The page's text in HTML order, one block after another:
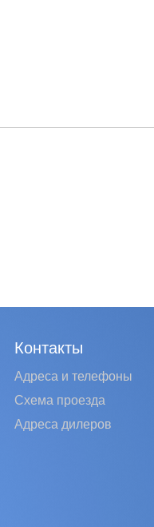
Контакты
Адреса и телефоны
Схема проезда
Адреса дилеров